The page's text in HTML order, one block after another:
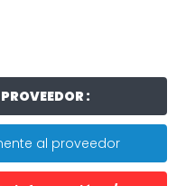
:
al proveedor